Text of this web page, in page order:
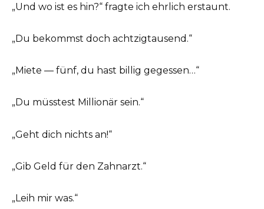
„Und wo ist es hin?“ fragte ich ehrlich erstaunt.
„Du bekommst doch achtzigtausend.“
„Miete — fünf, du hast billig gegessen…“
„Du müsstest Millionär sein.“
„Geht dich nichts an!“
„Gib Geld für den Zahnarzt.“
„Leih mir was.“